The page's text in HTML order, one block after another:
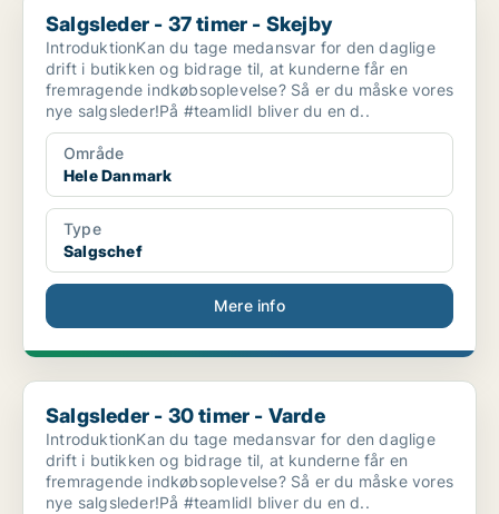
Salgsleder - 37 timer - Skejby
IntroduktionKan du tage medansvar for den daglige
drift i butikken og bidrage til, at kunderne får en
fremragende indkøbsoplevelse? Så er du måske vores
nye salgsleder!På #teamlidl bliver du en d..
Område
Hele Danmark
Type
Salgschef
Mere info
Salgsleder - 30 timer - Varde
Salgsleder - 30 timer - Varde
IntroduktionKan du tage medansvar for den daglige
drift i butikken og bidrage til, at kunderne får en
fremragende indkøbsoplevelse? Så er du måske vores
nye salgsleder!På #teamlidl bliver du en d..